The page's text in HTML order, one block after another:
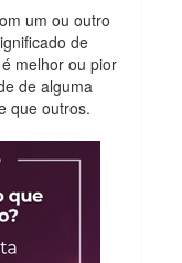
um ou outro
de
melhor ou pior
de alguma
que outros.